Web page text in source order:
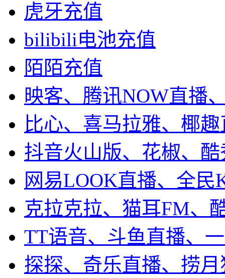
虎牙充值
bilibili电池充值
陌陌充值
映客、腾讯NOW直播
比心、喜马拉雅、椰
抖音火山版、花椒、
网易LOOK直播、全民
克拉克拉、猫耳FM、
TT语音、斗鱼直播、
探探、奇乐直播、捞月